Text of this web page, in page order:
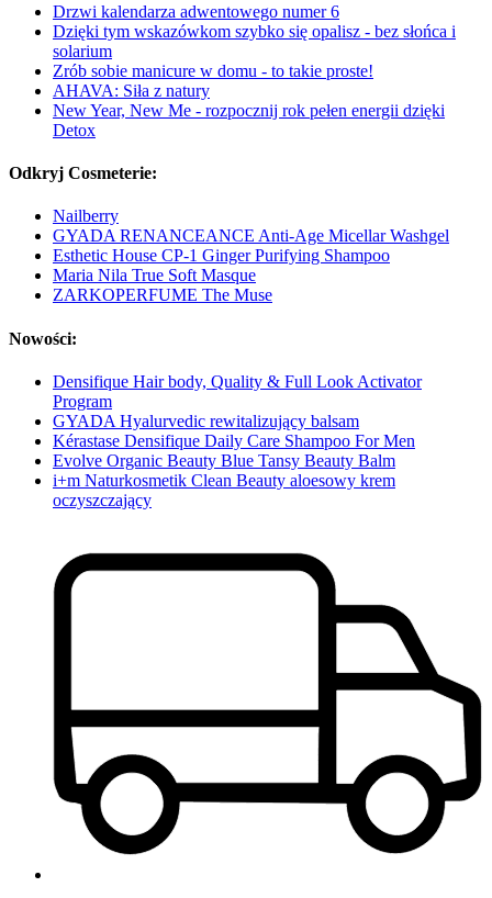
Drzwi kalendarza adwentowego numer 6
Dzięki tym wskazówkom szybko się opalisz - bez słońca i
solarium
Zrób sobie manicure w domu - to takie proste!
AHAVA: Siła z natury
New Year, New Me - rozpocznij rok pełen energii dzięki
Detox
Odkryj Cosmeterie:
Nailberry
GYADA RENANCEANCE Anti-Age Micellar Washgel
Esthetic House CP-1 Ginger Purifying Shampoo
Maria Nila True Soft Masque
ZARKOPERFUME The Muse
Nowości:
Densifique Hair body, Quality & Full Look Activator
Program
GYADA Hyalurvedic rewitalizujący balsam
Kérastase Densifique Daily Care Shampoo For Men
Evolve Organic Beauty Blue Tansy Beauty Balm
i+m Naturkosmetik Clean Beauty aloesowy krem
oczyszczający